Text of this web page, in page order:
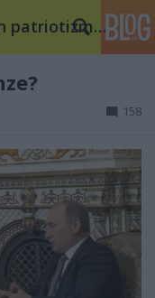
Fent és lent - gátlástalan patriotizmus
158